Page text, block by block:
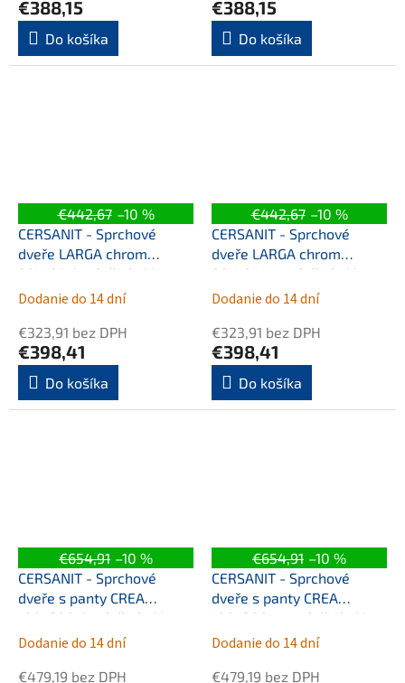
€388,15
Do košíka
€388,15
Do košíka
€442,67 –10 %
CERSANIT - Sprchové
dveře LARGA chrom
90X195, levé, čiré sklo
S932-120
Dodanie do 14 dní
€323,91 bez DPH
€398,41
Do košíka
€442,67 –10 %
CERSANIT - Sprchové
dveře LARGA chrom
90X195, pravé, čiré sklo
S932-116
Dodanie do 14 dní
€323,91 bez DPH
€398,41
Do košíka
€654,91 –10 %
CERSANIT - Sprchové
dveře s panty CREA
100x200, levé, čiré sklo
S159-001
Dodanie do 14 dní
€479,19 bez DPH
€654,91 –10 %
CERSANIT - Sprchové
dveře s panty CREA
100x200, pravé, čiré sklo
S159-002
Dodanie do 14 dní
€479,19 bez DPH